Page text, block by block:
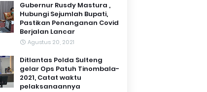
Gubernur Rusdy Mastura ,
Hubungi Sejumlah Bupati,
Pastikan Penanganan Covid
Berjalan Lancar
Agustus 20, 2021
Ditlantas Polda Sulteng
gelar Ops Patuh Tinombala-
2021, Catat waktu
pelaksanaannya